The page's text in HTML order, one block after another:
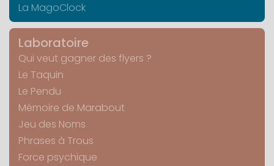
La MagoClock
Laboratoire
Qui veut gagner des flyers ?
Le Taquin
Le Pendu
Mémoire de Marabout
Jeu des Noms
Phrases à Trous
Force psychique